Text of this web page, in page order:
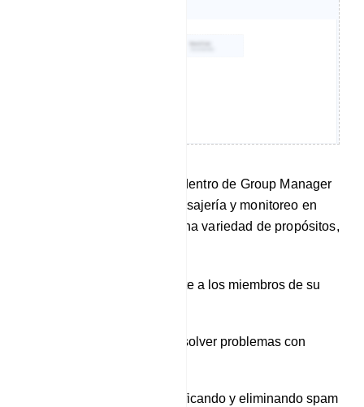
La función de chat en vivo dentro de Group Manager
ofrece capacidades de mensajería y monitoreo en
tiempo real, que cumplen una variedad de propósitos,
Brindar soporte al cliente a los miembros de su
Abordar preguntas y resolver problemas con
Moderar el grupo identificando y eliminando spam